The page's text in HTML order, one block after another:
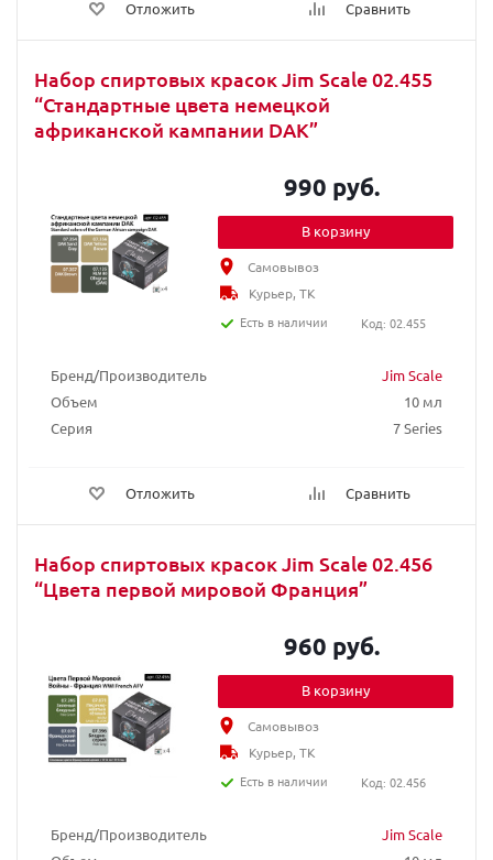
Отложить Сравнить
Набор спиртовых красок Jim Scale 02.455
“Стандартные цвета немецкой
африканской кампании DAK”
Бренд/Производитель
Jim Scale
Объем
10 мл
Серия
7 Series
Отложить Сравнить
990 руб.
В корзину
Самовывоз
Курьер, ТК
Есть в наличии
Код: 02.455
Набор спиртовых красок Jim Scale 02.456
“Цвета первой мировой Франция”
Бренд/Производитель
Jim Scale
960 руб.
В корзину
Самовывоз
Курьер, ТК
Есть в наличии
Код: 02.456